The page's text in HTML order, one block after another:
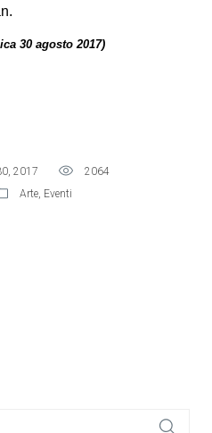
30 agosto 2017)
2017
2064
Arte, Eventi